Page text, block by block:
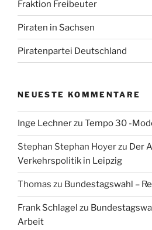
Fraktion Freibeuter
Piraten in Sachsen
Piratenpartei Deutschland
NEUESTE KOMMENTARE
Inge Lechnerzu Tempo 30 -
Stephan Stephan Hoyerzu Der
Verkehrspolitik in Leipzig
Thomas zu Bundestagswahl –
Frank Schlagel zu
Arbeit